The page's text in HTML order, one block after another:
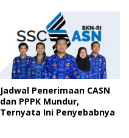
Jadwal Penerimaan CASN
dan PPPK Mundur,
Ternyata Ini Penyebabnya